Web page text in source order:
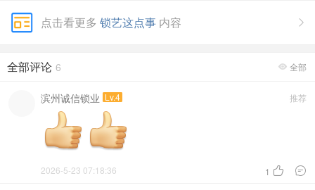

点击看更多 锁艺这点事 内容
 全部
全部评论 6
推荐
滨州诚信锁业 Lv.4
1  
2026-5-23 07:18:36